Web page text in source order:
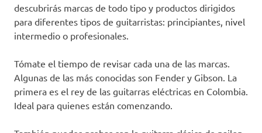
descubrirás marcas de todo tipo y productos dirigidos
para diferentes tipos de guitarristas: principiantes, nivel
intermedio o profesionales.
Tómate el tiempo de revisar cada una de las marcas.
Algunas de las más conocidas son Fender y Gibson. La
primera es el rey de las guitarras eléctricas en Colombia.
Ideal para quienes están comenzando.